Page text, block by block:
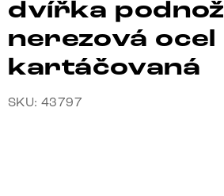
dvířka podnož
nerezová ocel
kartáčovaná
SKU: 43797